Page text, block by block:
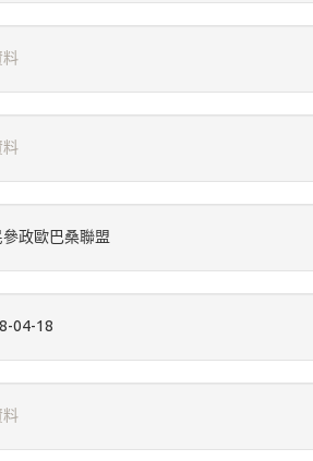
料
料
參政歐巴桑聯盟
04-18
料